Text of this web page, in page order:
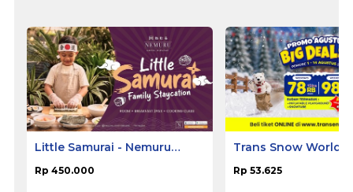
Little Samurai - Nemuru
Rp 450.000
Trans Snow World
Rp 53.625